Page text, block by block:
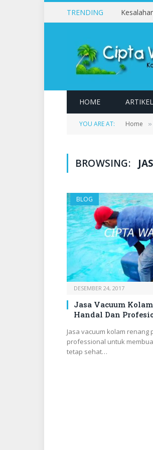
TRENDING
HOME ARTIKEL
YOU ARE AT: Home »
BROWSING:
BLOG
DESEMBER 24, 2017
Jasa Vacuum
Handal Dan
Jasa vacuum kolam renang
professional untuk
tetap sehat…